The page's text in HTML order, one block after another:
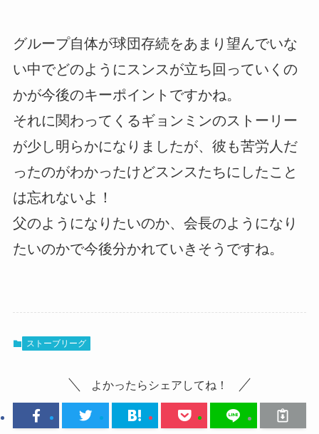
グループ自体が球団存続をあまり望んでいな
い中でどのようにスンスが立ち回っていくの
かが今後のキーポイントですかね。
それに関わってくるギョンミンのストーリー
が少し明らかになりましたが、彼も苦労人だ
ったのがわかったけどスンスたちにしたこと
は忘れないよ！
父のようになりたいのか、会長のようになり
たいのかで今後分かれていきそうですね。
ストーブリーグ
よかったらシェアしてね！